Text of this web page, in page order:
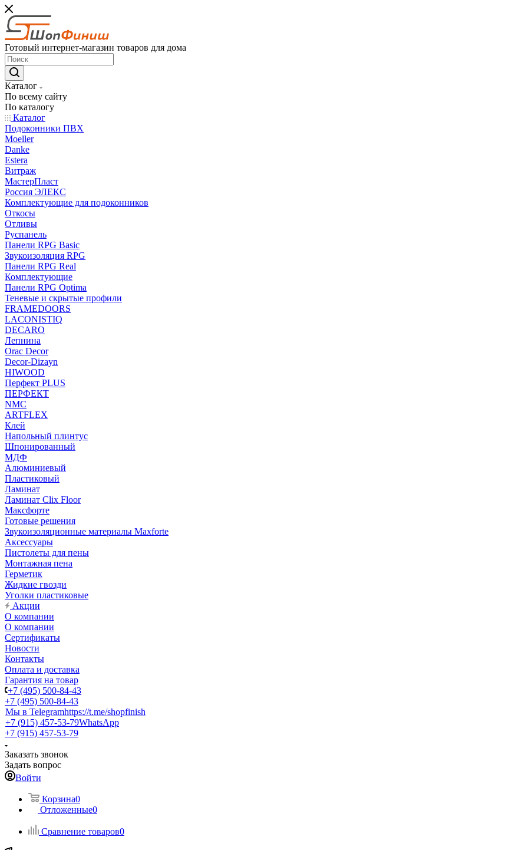
Готовый интернет-магазин товаров для дома
Каталог
По всему сайту
По каталогу
Каталог
Подоконники ПВХ
Moeller
Danke
Estera
Витраж
МастерПласт
Россия ЭЛЕКС
Комплектующие для подоконников
Откосы
Отливы
Руспанель
Панели RPG Basic
Звукоизоляция RPG
Панели RPG Real
Комплектующие
Панели RPG Optima
Теневые и скрытые профили
FRAMEDOORS
LACONISTIQ
DECARO
Лепнина
Orac Decor
Decor-Dizayn
HIWOOD
Перфект PLUS
ПЕРФЕКТ
NMC
ARTFLEX
Клей
Напольный плинтус
Шпонированный
МДФ
Алюминиевый
Пластиковый
Ламинат
Ламинат Clix Floor
Максфорте
Готовые решения
Звукоизоляционные материалы Maxforte
Аксессуары
Пистолеты для пены
Монтажная пена
Герметик
Жидкие гвозди
Уголки пластиковые
Акции
О компании
О компании
Сертификаты
Новости
Контакты
Оплата и доставка
Гарантия на товар
+7 (495) 500-84-43
+7 (495) 500-84-43
Мы в Telegramhttps://t.me/shopfinish
+7 (915) 457-53-79WhatsApp
+7 (915) 457-53-79
Заказать звонок
Задать вопрос
Войти
Корзина0
Отложенные0
Сравнение товаров0